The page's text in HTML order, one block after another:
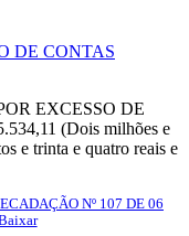
DE CONTAS
EXCESSO DE
(Dois milhões e
e trinta e quatro reais e
Nº 107 DE 06